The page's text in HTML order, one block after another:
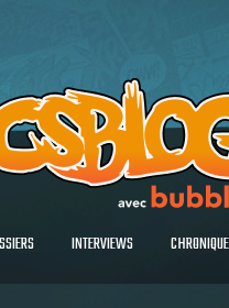
INTERVIEWS